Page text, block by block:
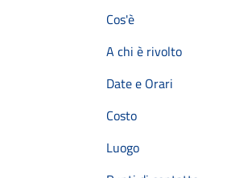
Cos'è
A chi è rivolto
Date e Orari
Costo
Luogo